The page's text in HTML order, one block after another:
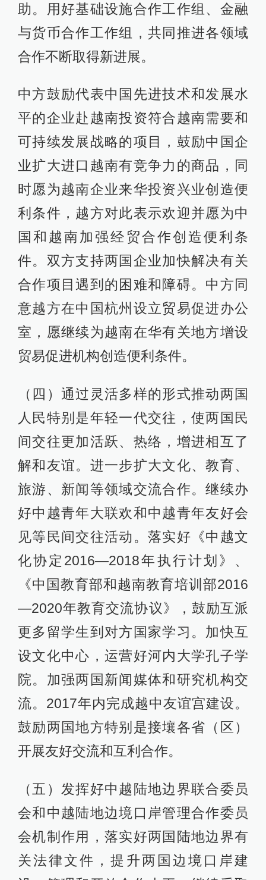
助。用好基础设施合作工作组、金融
与货币合作工作组，共同推进各领域
合作不断取得新进展。
中方鼓励代表中国先进技术和发展水
平的企业赴越南投资符合越南需要和
可持续发展战略的项目，鼓励中国企
业扩大进口越南有竞争力的商品，同
时愿为越南企业来华投资兴业创造便
利条件，越方对此表示欢迎并愿为中
国和越南加强经贸合作创造便利条
件。双方支持两国企业加快解决有关
合作项目遇到的困难和障碍。中方同
意越方在中国杭州设立贸易促进办公
室，愿继续为越南在华有关地方增设
贸易促进机构创造便利条件。
（四）通过灵活多样的形式推动两国
人民特别是年轻一代交往，使两国民
间交往更加活跃、热络，增进相互了
解和友谊。进一步扩大文化、教育、
旅游、新闻等领域交流合作。继续办
好中越青年大联欢和中越青年友好会
见等民间交往活动。落实好《中越文
化协定2016—2018年执行计划》、
《中国教育部和越南教育培训部2016
—2020年教育交流协议》，鼓励互派
更多留学生到对方国家学习。加快互
设文化中心，运营好河内大学孔子学
院。加强两国新闻媒体和研究机构交
流。2017年内完成越中友谊宫建设。
鼓励两国地方特别是接壤各省（区）
开展友好交流和互利合作。
（五）发挥好中越陆地边界联合委员
会和中越陆地边境口岸管理合作委员
会机制作用，落实好两国陆地边界有
关法律文件，提升两国边境口岸建